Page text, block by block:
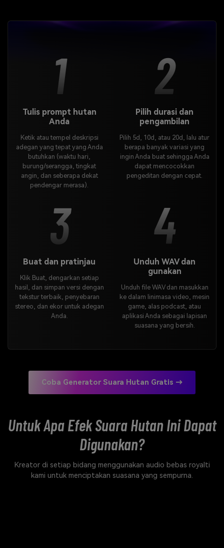
1
Tulis prompt hutan
Anda
Ketik atau tempel deskripsi
adegan yang tepat yang Anda
butuhkan (waktu hari,
burung/serangga, tingkat
angin, dan seberapa dekat
pendengar merasa).
2
Pilih durasi dan
pengambilan
Pilih 5d, 10d, atau 20d, lalu atur
berapa banyak variasi yang
ingin Anda buat sehingga Anda
dapat mencocokkan
pengeditan dengan cepat.
3
Buat dan pratinjau
Klik Buat, dengarkan setiap
hasil, dan simpan versi dengan
tekstur terbaik, penyebaran
stereo, dan ekor untuk adegan
Anda.
4
Unduh WAV dan
gunakan
Unduh file WAV dan masukkan
ke dalam linimasa video, mesin
game, alas podcast, atau
aplikasi Anda sebagai lapisan
suasana yang bersih.
Coba Generator Suara Hutan Gratis →
Untuk Apa Efek Suara Hutan Ini Dapat
Digunakan?
Kreator di setiap bidang menggunakan audio bebas royalti
kami untuk menciptakan suasana yang sempurna.